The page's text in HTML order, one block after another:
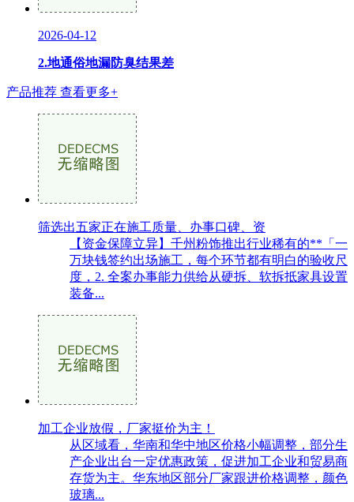
2026-04-12
2.地通俗地漏防臭结果差
产品推荐 查看更多+
筛选出五家正在施工质量、办事口碑、资
【资金保障立异】千州粉饰推出行业稀有的**「一
万块钱签约出场施工，每个环节都有明白的验收尺
度，2. 全案办事能力供给从硬拆、软拆抵家具设置
装备...
加工企业放假，厂家挺价为主！
从区域看，华南和华中地区价格小幅调整，部分生
产企业出台一定优惠政策，促进加工企业和贸易商
存货为主。华东地区部分厂家跟进价格调整，颜色
玻璃...